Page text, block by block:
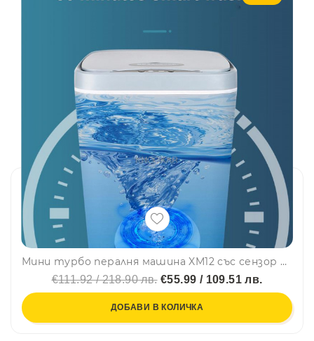
Мини турбо пералня машина XM12 със сензор и капак, преносима, Smart Home, HIMEIJIE
€111.92 / 218.90 лв.€55.99 / 109.51 лв.
ДОБАВИ В КОЛИЧКА